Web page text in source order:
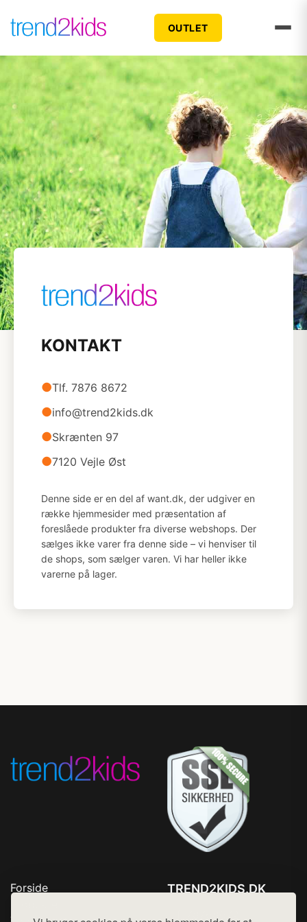
OUTLET
KONTAKT
●Tlf. 7876 8672
●info@trend2kids.dk
●Skrænten 97
●7120 Vejle Øst
Denne side er en del af want.dk, der udgiver en
række hjemmesider med præsentation af
foreslåede produkter fra diverse webshops. Der
sælges ikke varer fra denne side – vi henviser til
de shops, som sælger varen. Vi har heller ikke
varerne på lager.
Forside
TREND2KIDS.DK